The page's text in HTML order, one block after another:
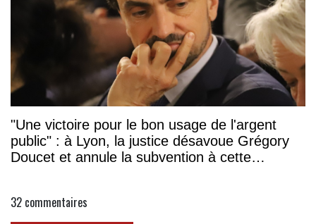
"Une victoire pour le bon usage de l'argent
public" : à Lyon, la justice désavoue Grégory
Doucet et annule la subvention à cette
32 commentaires